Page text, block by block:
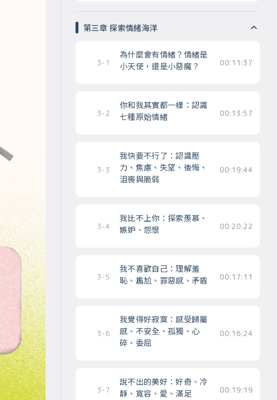
第三章 探索情緒海洋
3-1
為什麼會有情緒？情緒是
小天使，還是小惡魔？
00:11:37
3-2
你和我其實都一樣：認識
七種原始情緒
00:13:57
3-3
我快要不行了：認識壓
力、焦慮、失望、後悔、
沮喪與脆弱
00:19:44
3-4
我比不上你：探索羨慕、
嫉妒、怨恨
00:20:22
3-5
我不喜歡自己：理解羞
恥、尷尬、罪惡感、矛盾
00:17:11
3-6
我覺得好寂寞：感受歸屬
感、不安全、孤獨、心
碎、委屈
00:16:24
3-7
說不出的美好：好奇、冷
靜、寬容、愛、滿足
00:19:19